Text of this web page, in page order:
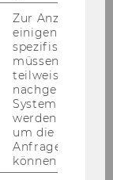
Zur Anzeige von
einigen WU-
spezifischen
müssen
teilweise von
nachgelagerten
System
werden.
um die Antwort
Anfrage
können.